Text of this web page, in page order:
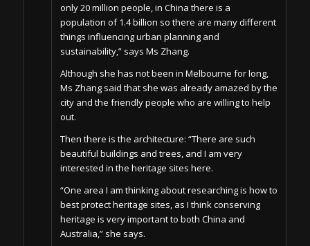
only 20 million people, in China there is a
population of 1.4 billion so there are many different
things influencing urban planning and
sustainability,” says Ms Zhang.
Although she has not been in Melbourne for long,
Ms Zhang said that she was already amazed by the
city and the friendly people who are willing to help
out.
Then there is the architecture: “There are such
beautiful buildings and trees, and I am very
interested in the heritage sites here.
“One area I am thinking about researching is how to
best protect heritage sites, as I think conserving
heritage is very important to both China and
Australia,” she says.